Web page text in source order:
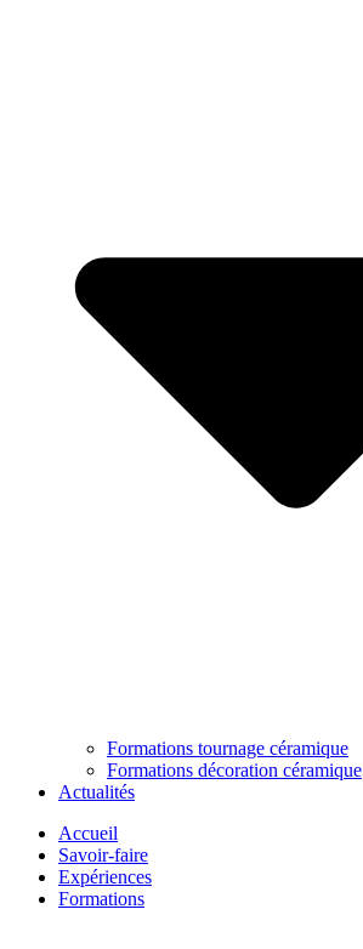
Formations tournage céramique
Formations décoration céramique
Actualités
Accueil
Savoir-faire
Expériences
Formations